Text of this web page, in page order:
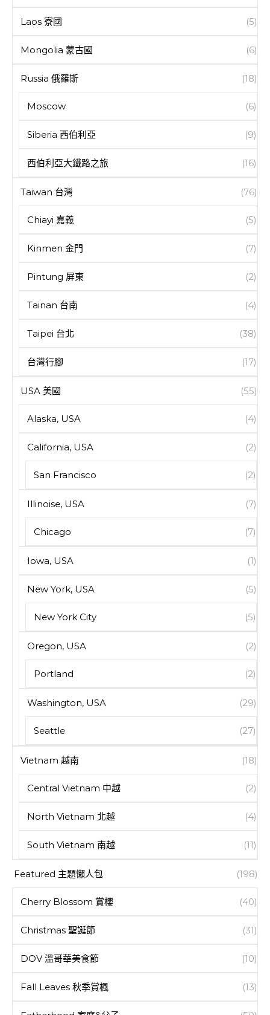
Laos 寮國 (5)
Mongolia 蒙古國 (6)
Russia 俄羅斯 (18)
Moscow (6)
Siberia 西伯利亞 (9)
西伯利亞大鐵路之旅 (16)
Taiwan 台灣 (76)
Chiayi 嘉義 (5)
Kinmen 金門 (7)
Pintung 屏東 (2)
Tainan 台南 (4)
Taipei 台北 (38)
台灣行腳 (17)
USA 美國 (55)
Alaska, USA (4)
California, USA (2)
San Francisco (2)
Illinoise, USA (7)
Chicago (7)
Iowa, USA (1)
New York, USA (5)
New York City (5)
Oregon, USA (2)
Portland (2)
Washington, USA (29)
Seattle (27)
Vietnam 越南 (18)
Central Vietnam 中越 (2)
North Vietnam 北越 (4)
South Vietnam 南越 (11)
Featured 主題懶人包 (198)
Cherry Blossom 賞櫻 (40)
Christmas 聖誕節 (31)
DOV 溫哥華美食節 (10)
Fall Leaves 秋季賞楓 (13)